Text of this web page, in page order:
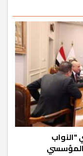
"النواب
المؤسسي